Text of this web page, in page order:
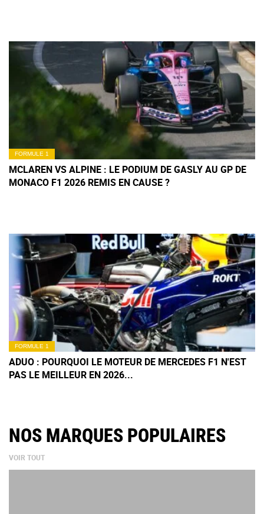
FORMULE 1
MCLAREN VS ALPINE : LE PODIUM DE GASLY AU GP DE
MONACO F1 2026 REMIS EN CAUSE ?
FORMULE 1
ADUO : POURQUOI LE MOTEUR DE MERCEDES F1 N'EST
PAS LE MEILLEUR EN 2026...
NOS MARQUES POPULAIRES
VOIR TOUT